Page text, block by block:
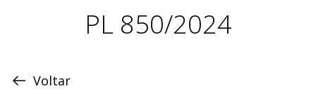
ProposiçãoPL 850/2024
Voltar